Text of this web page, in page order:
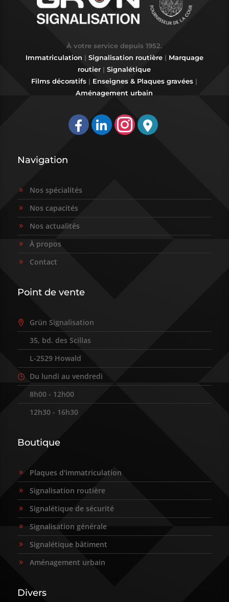
À votre service depuis 1952.
Immatriculation | Signalisation routière| Marquage
routier |Signalétique
Films décoratifs | Enseignes & Plaques gravées |
Aménagement urbain

Navigation
9 Nos spécialités
9 Nos capacités
9 Nos actualités
9 À propos
9 Contact
Point de vente
 Grün Signalisation
35, bd. des Scillas
L-2529 Howald
} Du lundi au vendredi
8h00 - 12h00
12h30 - 16h30
Boutique
9 Plaques d'immatriculation
9 Signalisation routière
9 Signalétique de sécurité
9 Signalisation générale
9 Signalétique bâtiment
9 Aménagement urbain
Divers